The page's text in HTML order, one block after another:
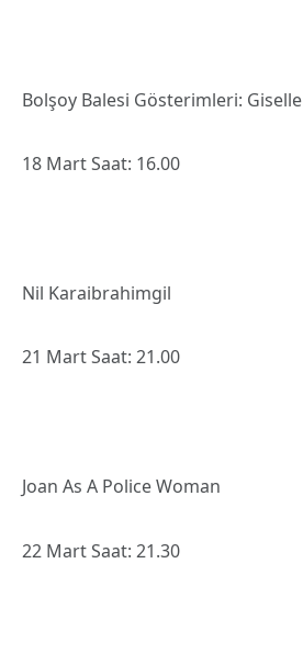
Bolşoy Balesi Gösterimleri: Giselle
18 Mart Saat: 16.00
Nil Karaibrahimgil
21 Mart Saat: 21.00
Joan As A Police Woman
22 Mart Saat: 21.30